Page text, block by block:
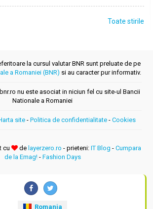
Toate stirile
la cursul valutar BNR sunt preluate de pe
a Romaniei (BNR) si au caracter pur informativ.
nu este asociat in niciun fel cu site-ul Bancii
Nationale a Romaniei
site - Politica de confidentialitate - Cookies
cu de layerzero.ro - prieteni: IT Blog - Cumpara
de la Emag!- Fashion Days
Romania